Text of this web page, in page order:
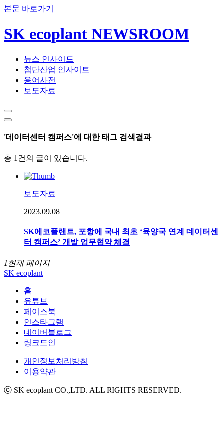
본문 바로가기
SK ecoplant NEWSROOM
뉴스 인사이드
첨단산업 인사이트
용어사전
보도자료
'데이터센터 캠퍼스'에 대한 태그 검색결과
총 1건의 글이 있습니다.
보도자료
2023.09.08
SK에코플랜트, 포항에 국내 최초 ‘육양국 연계 데이터센
터 캠퍼스’ 개발 업무협약 체결
1 현재 페이지
SK ecoplant
홈
유튜브
페이스북
인스타그램
네이버블로그
링크드인
개인정보처리방침
이용약관
ⓒ SK ecoplant CO.,LTD. ALL RIGHTS RESERVED.